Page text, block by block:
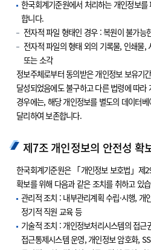
한국회계기준원에서 처리하는 개인정보를
합니다.
전자적 파일 형태인 경우 : 복원이 불가능
전자적 파일의 형태 외의 기록물, 인쇄물,
또는 소각
정보주체로부터 동의받은 개인정보 보유기
달성되었음에도 불구하고 다른 법령에 따라
경우에는, 해당 개인정보를 별도의 데이터
달리하여 보존합니다.
제7조 개인정보의 안전성 확
한국회계기준원은 「개인정보 보호법」제
확보를 위해 다음과 같은 조치를 취하고 있
관리적 조치 : 내부관리계획 수립·시행, 개
정기적 직원 교육 등
기술적 조치 : 개인정보처리시스템의 접근
접근통제시스템 운영, 개인정보 암호화,